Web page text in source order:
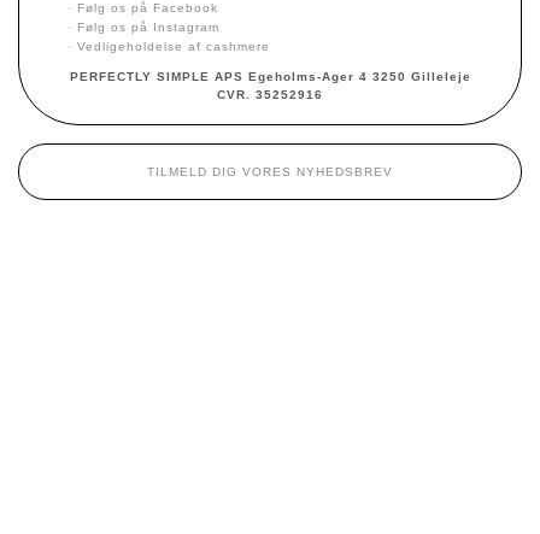
· Følg os på Facebook
·
Følg os på Instagram
· Vedligeholdelse af cashmere
PERFECTLY SIMPLE APS Egeholms-Ager 4 3250 Gilleleje
CVR. 35252916
TILMELD DIG VORES NYHEDSBREV